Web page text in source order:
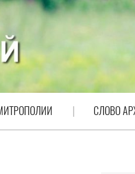
СЛОВО